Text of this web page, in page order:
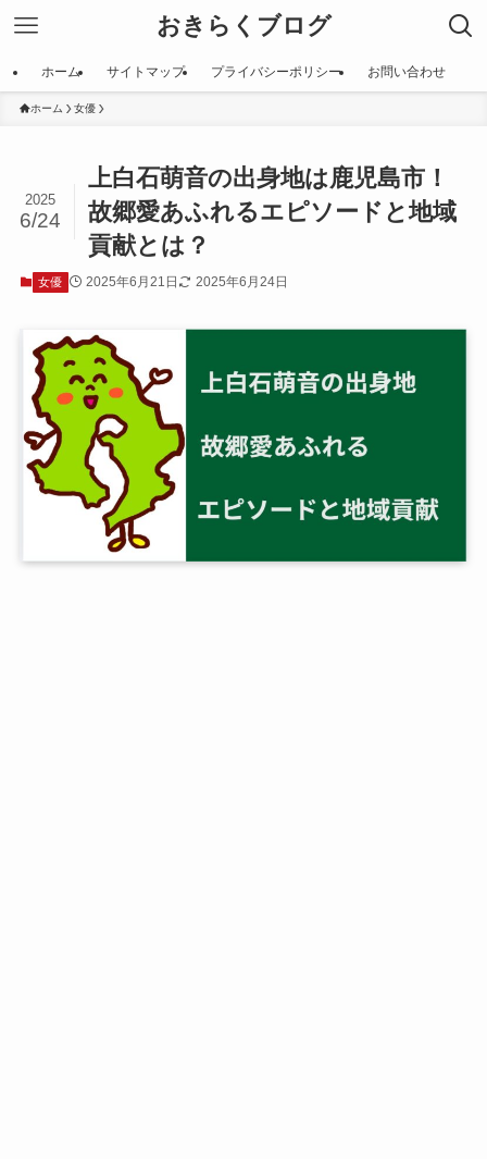
おきらくブログ
ホーム サイトマップ プライバシーポリシー お問い合わせ
ホーム 女優
上白石萌音の出身地は鹿児島市！
故郷愛あふれるエピソードと地域
貢献とは？
2025
6/24
女優 2025年6月21日 2025年6月24日